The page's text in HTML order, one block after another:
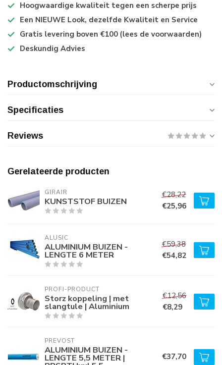
Hoogwaardige kwaliteit tegen een scherpe prijs
Een NIEUWE Look, dezelfde Kwaliteit en Service
Gratis levering boven €100 (lees de voorwaarden)
Deskundig Advies
Productomschrijving
Specificaties
Reviews
Gerelateerde producten
GIRAIR
KUNSTSTOF BUIZEN
€28,22
€25,96
ALUSIC
ALUMINIUM BUIZEN -
LENGTE 6 METER
€59,38
€54,82
PROFI-PRODUCT
Storz koppeling | met
slangtule | Aluminium
€12,56
€8,29
PREVOST
ALUMINIUM BUIZEN -
LENGTE 5,5 METER | €37,70